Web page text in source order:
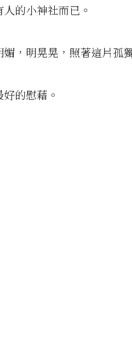
的小神社而已。
，明晃晃，照著這片孤
的慰藉。